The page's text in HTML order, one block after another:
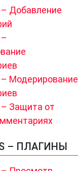
Добавление
Модерирование
Защита от
– ПЛАГИНЫ